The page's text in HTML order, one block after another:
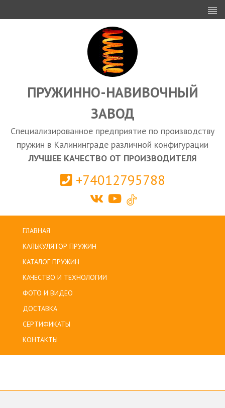
ИНВЕСТОРАМ
ПРОЕКТИРОВАНИЕ
ЭКСПОРТ
ЗАКУПКИ
КАЛЬКУЛЯТОР ПРУЖИН
Калининград
ПРУЖИННО-НАВИВОЧНЫЙ
ЗАВОД
Специализированное предприятие по производству
пружин в Калининграде различной конфигурации
ЛУЧШЕЕ КАЧЕСТВО ОТ ПРОИЗВОДИТЕЛЯ
+74012795788
ГЛАВНАЯ
КАЛЬКУЛЯТОР ПРУЖИН
КАТАЛОГ ПРУЖИН
КАЧЕСТВО И ТЕХНОЛОГИИ
ФОТО И ВИДЕО
ДОСТАВКА
СЕРТИФИКАТЫ
КОНТАКТЫ